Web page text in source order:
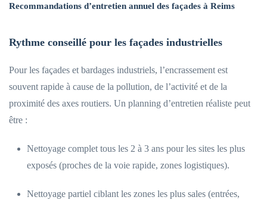
Recommandations d’entretien annuel des façades à Reims
Rythme conseillé pour les façades industrielles
Pour les façades et bardages industriels, l’encrassement est
souvent rapide à cause de la pollution, de l’activité et de la
proximité des axes routiers. Un planning d’entretien réaliste peut
être :
Nettoyage complet tous les 2 à 3 ans pour les sites les plus
exposés (proches de la voie rapide, zones logistiques).
Nettoyage partiel ciblant les zones les plus sales (entrées,